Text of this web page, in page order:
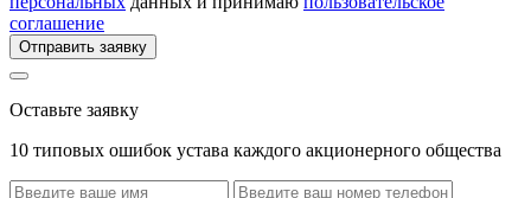
соглашение
Отправить заявку
Оставьте заявку
10 типовых ошибок устава каждого акционерного общества